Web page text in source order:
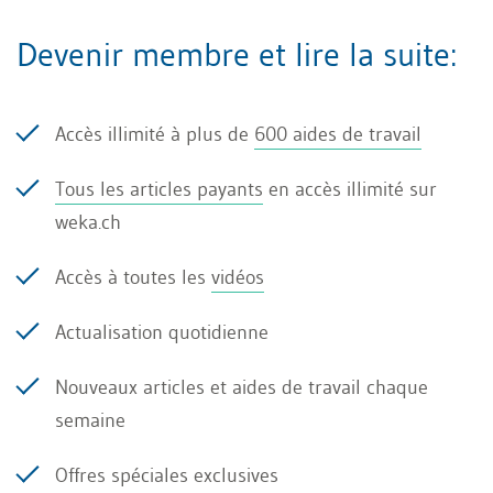
le trafic maritime dans les ports. De telles
tendances de chiffre d’affaires, des
économique.
Le défi: un ruissellement
d’informations qui menace de
nous submerger
Aussi abondante soit-elle, cette masse de
Devenir membre et lire la suite:
Accès illimité à plus de 600 aides de travail
Tous les articles payants en accès illimité sur
weka.ch
Accès à toutes les vidéos
Actualisation quotidienne
Nouveaux articles et aides de travail chaque
semaine
Offres spéciales exclusives